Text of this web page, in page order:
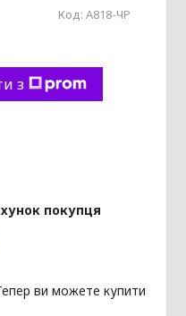
Код:А818-ЧР
з
покупця
ви можете купити